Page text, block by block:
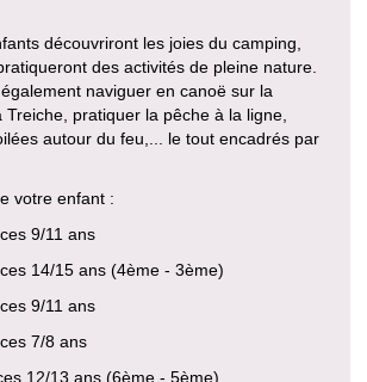
découvriront les joies du camping,
des activités de pleine nature.
naviguer en canoë sur la
pratiquer la pêche à la ligne,
autour du feu,... le tout encadrés par
votre enfant :
9/11 ans
14/15 ans (4ème - 3ème)
9/11 ans
7/8 ans
12/13 ans (6ème - 5ème)